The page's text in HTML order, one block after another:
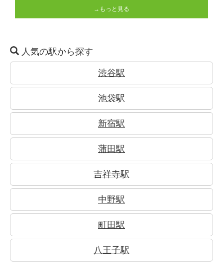
→もっと見る
人気の駅から探す
渋谷駅
池袋駅
新宿駅
蒲田駅
吉祥寺駅
中野駅
町田駅
八王子駅